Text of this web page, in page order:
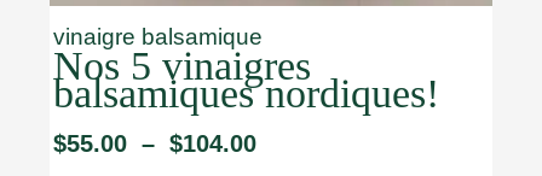
vinaigre balsamique
Nos 5 vinaigres
balsamiques nordiques!
$55.00 – $104.00